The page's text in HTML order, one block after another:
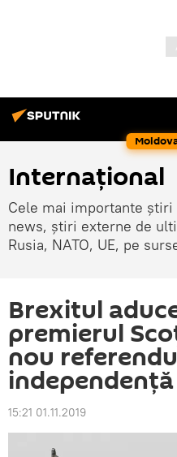
Internaţional
Cele mai importante
news, știri externe de
Rusia, NATO, UE, pe
Brexitul
premierul
nou
independență
15:21 01.11.2019